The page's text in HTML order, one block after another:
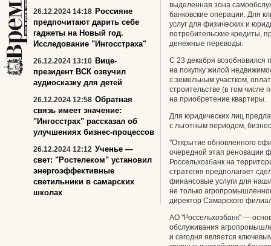
выделенная зона
банковские операции. Для
услуг для физических и
потребительские кредиты,
денежные переводы.
С 23 декабря возобновился
на покупку жилой
с земельным участком,
строительстве (в том числе
на приобретение квартиры.
Для юридических лиц
с льготным периодом,
"Открытие обновленного
очередной этап реновации
Россельхозбанк на
стратегия предполагает
финансовые услуги для
не только
директор Самарского
АО "Россельхозбанк" —
обслуживания
и сегодня является
26.12.2024 14:18 Россияне
предпочитают дарить себе
гаджеты на Новый год.
Исследование "Ингосстраха"
26.12.2024 13:10 Вице-
президент ВСК озвучил
аудиосказку для детей
26.12.2024 12:58 Обратная
связь имеет значение:
"Ингосстрах" рассказал об
улучшениях бизнес-процессов
26.12.2024 12:12 Ученье —
свет: "Ростелеком" установил
энергоэффективные
светильники в самарских
школах